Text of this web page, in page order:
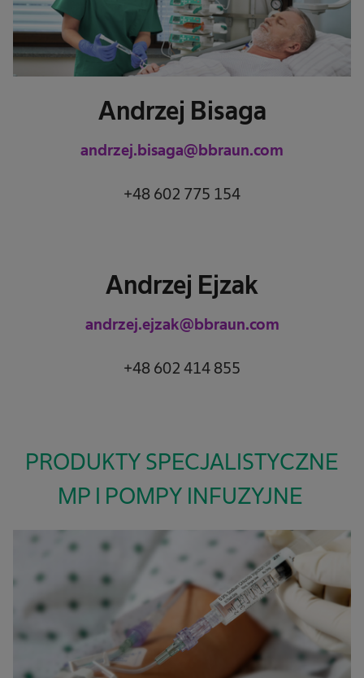
Andrzej Bisaga
andrzej.bisaga@bbraun.com
+48 602 775 154
Andrzej Ejzak
andrzej.ejzak@bbraun.com
+48 602 414 855
PRODUKTY SPECJALISTYCZNE
MP I POMPY INFUZYJNE